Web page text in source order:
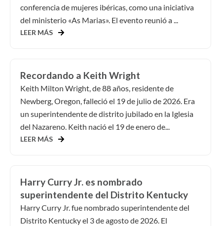
conferencia de mujeres ibéricas, como una iniciativa
del ministerio «As Marias». El evento reunió a ...
LEER MÁS
Recordando a Keith Wright
Keith Milton Wright, de 88 años, residente de
Newberg, Oregon, falleció el 19 de julio de 2026. Era
un superintendente de distrito jubilado en la Iglesia
del Nazareno. Keith nació el 19 de enero de...
LEER MÁS
Harry Curry Jr. es nombrado
superintendente del Distrito Kentucky
Harry Curry Jr. fue nombrado superintendente del
Distrito Kentucky el 3 de agosto de 2026. El